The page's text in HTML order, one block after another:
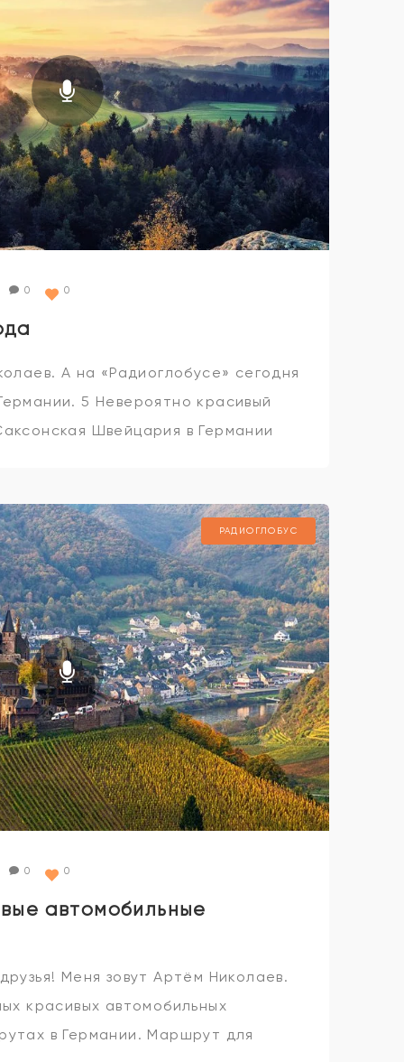
0 0
А на «Радиоглобусе» сегодня
5 Невероятно красивый
Швейцария в Германии
РАДИОГЛОБУС
0 0
автомобильные
Меня зовут Артём Николаев.
красивых автомобильных
в Германии. Маршрут для